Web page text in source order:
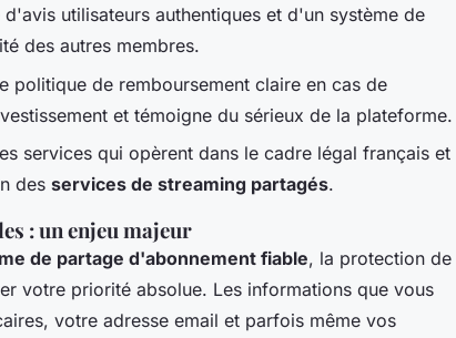
d'avis utilisateurs authentiques et d'un système de
des autres membres.
politique de remboursement claire en cas de
et témoigne du sérieux de la plateforme.
services qui opèrent dans le cadre légal français et
des services de streaming partagés.
: un enjeu majeur
de partage d'abonnement fiable, la protection de
votre priorité absolue. Les informations que vous
votre adresse email et parfois même vos